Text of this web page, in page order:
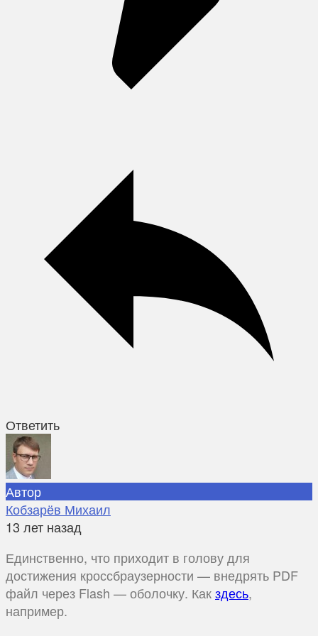
Ответить
Автор
Кобзарёв Михаил
13 лет назад
Единственно, что приходит в голову для
достижения кроссбраузерности — внедрять PDF
файл через Flash — оболочку. Какздесь,
например.